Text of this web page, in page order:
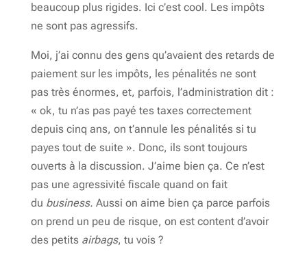
beaucoup plus rigides. Ici c’est cool. Les impôts
ne sont pas agressifs.
Moi, j’ai connu des gens qu’avaient des retards de
paiement sur les impôts, les pénalités ne sont
pas très énormes, et, parfois, l’administration dit :
« ok, tu n’as pas payé tes taxes correctement
depuis cinq ans, on t’annule les pénalités si tu
payes tout de suite ». Donc, ils sont toujours
ouverts à la discussion. J’aime bien ça. Ce n’est
pas une agressivité fiscale quand on fait
du business. Aussi on aime bien ça parce parfois
on prend un peu de risque, on est content d’avoir
des petits airbags, tu vois ?